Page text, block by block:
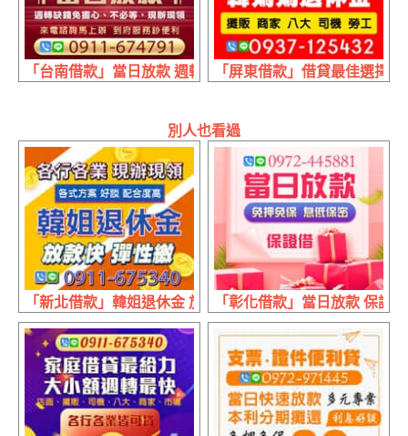
「台南借款」當日放款 週轉缺錢免擔心 | 50萬內 實拿最高
「屏東借款」借貸最佳選擇
別人也看過
「新北借款」韓姐退休金 放款快彈性繳 | 各行各業 現辦現領
「彰化借款」當日放款 保證